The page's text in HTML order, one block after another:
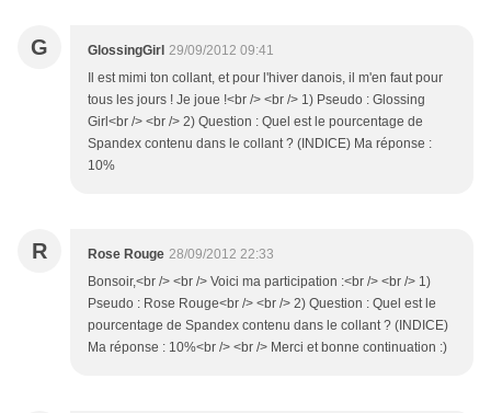
G GlossingGirl 29/09/2012 09:41
Il est mimi ton collant, et pour l'hiver danois, il m'en faut pour
tous les jours ! Je joue !<br /> <br /> 1) Pseudo : Glossing
Girl<br /> <br /> 2) Question : Quel est le pourcentage de
Spandex contenu dans le collant ? (INDICE) Ma réponse :
10%
R Rose Rouge 28/09/2012 22:33
Bonsoir,<br /> <br /> Voici ma participation :<br /> <br /> 1)
Pseudo : Rose Rouge<br /> <br /> 2) Question : Quel est le
pourcentage de Spandex contenu dans le collant ? (INDICE)
Ma réponse : 10%<br /> <br /> Merci et bonne continuation :)